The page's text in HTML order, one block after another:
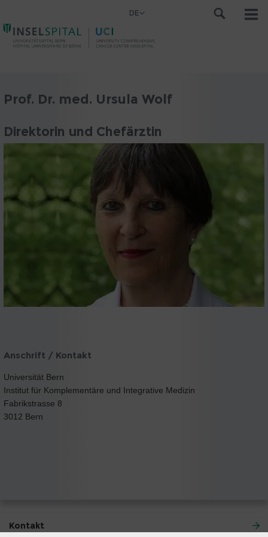
DE
Prof. Dr. med. Ursula Wolf
Direktorin und Chefärztin
Anschrift / Kontakt
Universität Bern
Institut für Komplementäre und Integrative Medizin
Fabrikstrasse 8
3012 Bern
Kontakt